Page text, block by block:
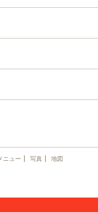
ニュー 写真 地図